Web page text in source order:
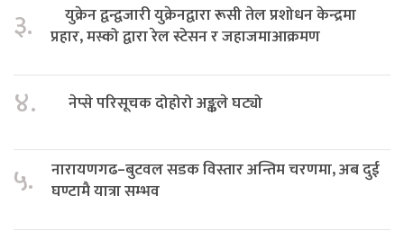
३.
युक्रेन द्वन्द्वजारी युक्रेनद्वारा रूसी तेल प्रशोधन केन्द्रमा
प्रहार, मस्को द्वारा रेल स्टेसन र जहाजमाआक्रमण
४. नेप्से परिसूचक दोहोरो अङ्कले घट्यो
५.
नारायणगढ–बुटवल सडक विस्तार अन्तिम चरणमा, अब दुई
घण्टामै यात्रा सम्भव